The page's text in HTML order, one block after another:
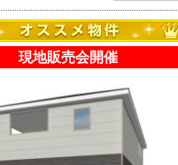
現地販売会開催